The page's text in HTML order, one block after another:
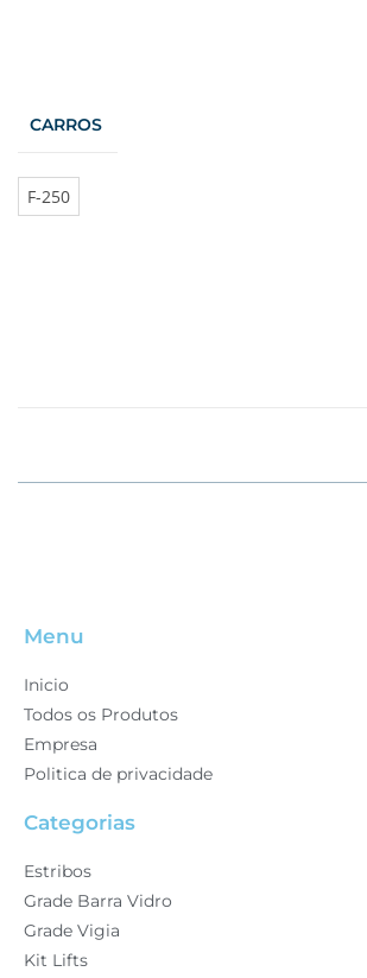
CARROS
F-250
Menu
Inicio
Todos os Produtos
Empresa
Politica de privacidade
Categorias
Estribos
Grade Barra Vidro
Grade Vigia
Kit Lifts